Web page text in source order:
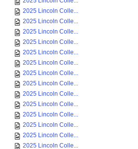
2025 Lincoln Colle...
2025 Lincoln Colle...
2025 Lincoln Colle...
2025 Lincoln Colle...
2025 Lincoln Colle...
2025 Lincoln Colle...
2025 Lincoln Colle...
2025 Lincoln Colle...
2025 Lincoln Colle...
2025 Lincoln Colle...
2025 Lincoln Colle...
2025 Lincoln Colle...
2025 Lincoln Colle...
2025 Lincoln Colle...